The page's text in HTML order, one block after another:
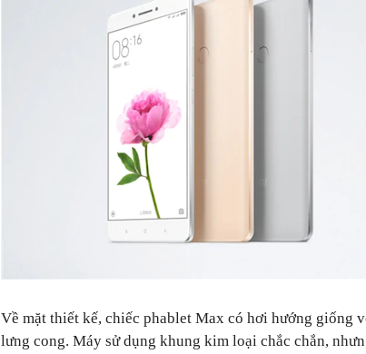
Về mặt thiết kế, chiếc phablet Max có hơi hướng giống
lưng cong. Máy sử dụng khung kim loại chắc chắn,